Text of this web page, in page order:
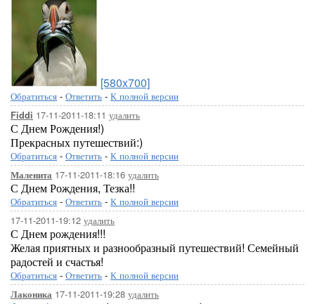
[580x700]
Обратиться - Ответить - К полной версии
Fiddi 17-11-2011-18:11 удалить
С Днем Рождения!)
Прекрасных путешествий:)
Обратиться - Ответить - К полной версии
Маленита 17-11-2011-18:16 удалить
С Днем Рождения, Тезка!!
Обратиться - Ответить - К полной версии
17-11-2011-19:12 удалить
С Днем рождения!!!
Желая приятных и разнообразный путешествий! Семейный
радостей и счастья!
Обратиться - Ответить - К полной версии
Лаконика 17-11-2011-19:28 удалить